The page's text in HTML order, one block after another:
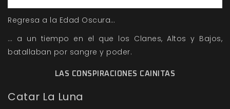
Regresa a la Edad Oscura…
… a un tiempo en el que los Clanes, Altos y Bajos,
batallaban por sangre y poder.
LAS CONSPIRACIONES CAINITAS
Catar La Luna